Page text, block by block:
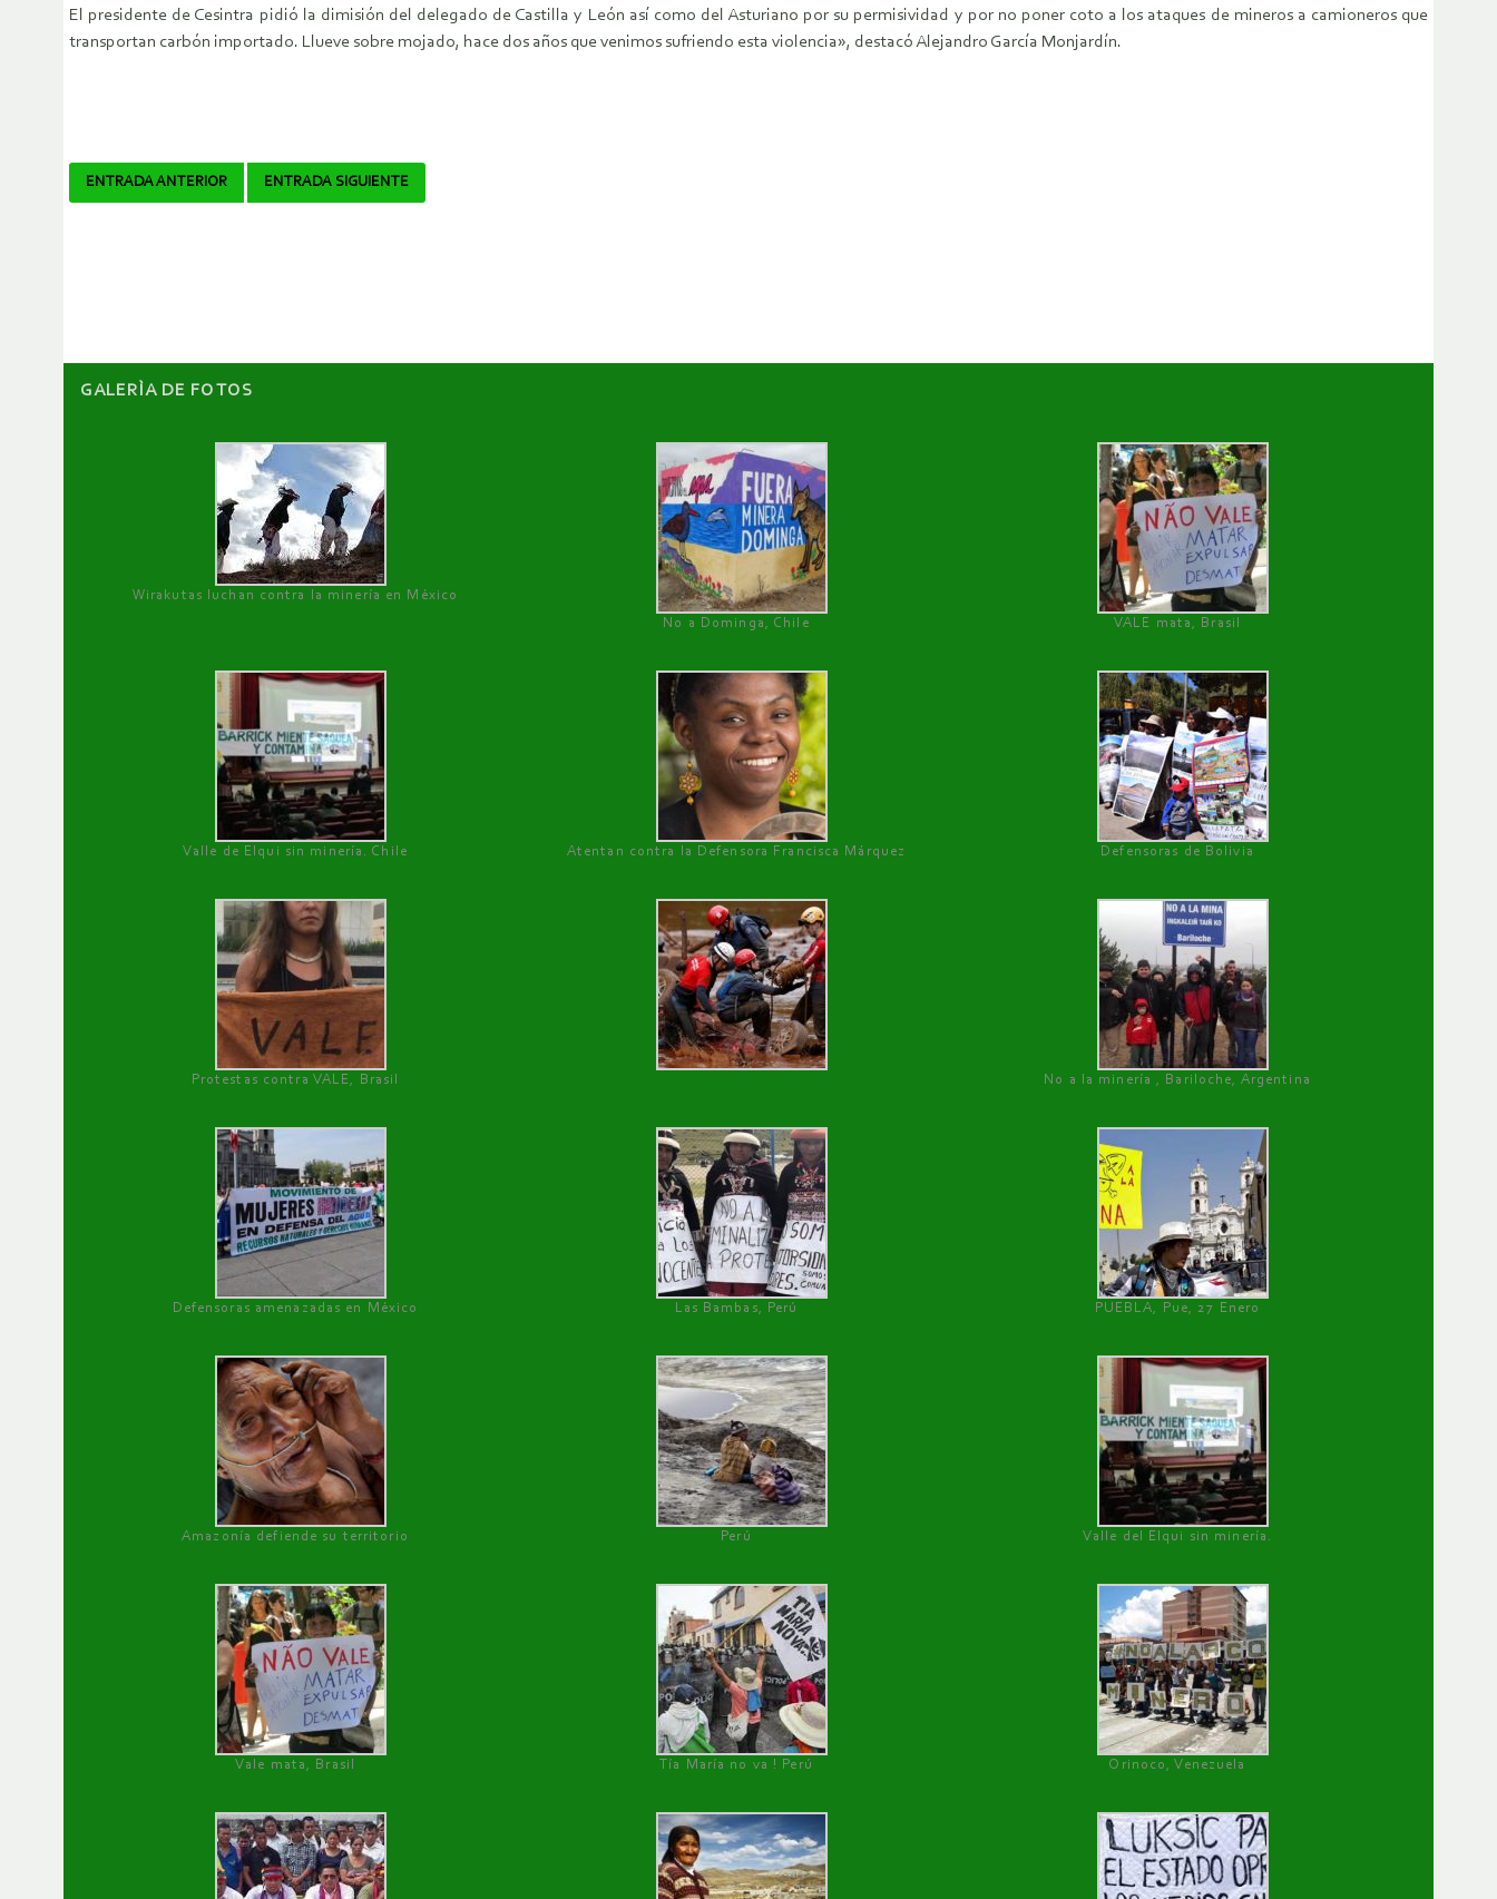
El presidente de Cesintra pidió la dimisión del delegado de Castilla y León así como del Asturiano por su permisividad y por no poner coto a los ataques de mineros a camioneros que
transportan carbón importado. Llueve sobre mojado, hace dos años que venimos sufriendo esta violencia», destacó Alejandro García Monjardín.
Navegador
ENTRADA ANTERIOR ENTRADA SIGUIENTE
GALERÌA DE FOTOS
Wirakutas luchan contra la minería en México
No a Dominga, Chile
VALE mata, Brasil
Valle de Elqui sin minería. Chile Atentan contra la Defensora Francisca Márquez Defensoras de Bolivia
Protestas contra VALE, Brasil No a la minería , Bariloche, Argentina
Defensoras amenazadas en México Las Bambas, Perú PUEBLA, Pue, 27 Enero
Amazonía defiende su territorio Perú Valle del Elqui sin minería.
Vale mata, Brasil Tía María no va ! Perú Orinoco, Venezuela